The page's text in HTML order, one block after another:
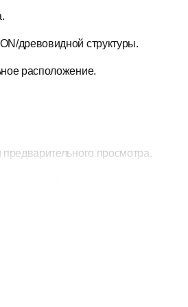
древовидной структуры.
расположение.
предварительного просмотра.
комментариев.